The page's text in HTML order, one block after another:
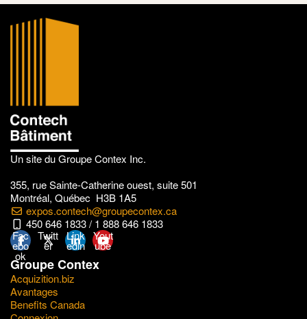
Un site du Groupe Contex Inc.
355, rue Sainte-Catherine ouest, suite 501
Montréal, Québec H3B 1A5
expos.contech@groupecontex.ca
450 646 1833 / 1 888 646 1833
Fac
ebo
ok
Twitt
er
Link
edin
Yout
ube
Groupe Contex
Acquizition.biz
Avantages
Benefits Canada